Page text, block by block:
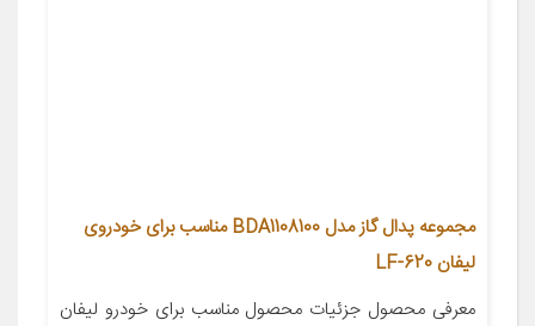
مجموعه پدال گاز مدل BDA1108100 مناسب برای خودروی
لیفان LF-620
معرفی محصول جزئیات محصول مناسب برای خودرو لیفان